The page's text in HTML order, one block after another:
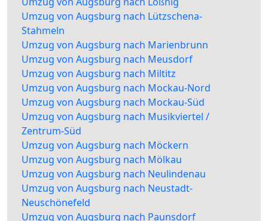
Umzug von Augsburg nach Lützschena-
Stahmeln
Umzug von Augsburg nach Marienbrunn
Umzug von Augsburg nach Meusdorf
Umzug von Augsburg nach Miltitz
Umzug von Augsburg nach Mockau-Nord
Umzug von Augsburg nach Mockau-Süd
Umzug von Augsburg nach Musikviertel /
Zentrum-Süd
Umzug von Augsburg nach Möckern
Umzug von Augsburg nach Mölkau
Umzug von Augsburg nach Neulindenau
Umzug von Augsburg nach Neustadt-
Neuschönefeld
Umzug von Augsburg nach Paunsdorf